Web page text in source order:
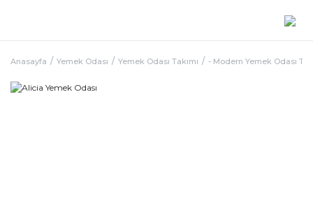
Anasayfa Yemek Odası Yemek Odası Takımı - Modern Yemek Odası